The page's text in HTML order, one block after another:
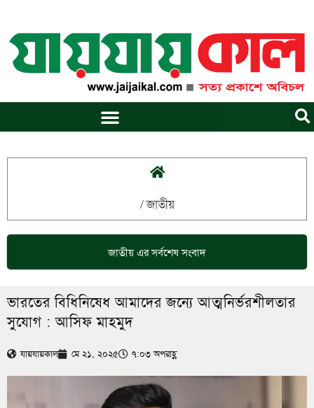
content
/জাতীয়
জাতীয়এর সর্বশেষ সংবাদ
ভারতের বিধিনিষেধ আমাদের জন্যে আত্মনির্ভরশীলতার
সুযোগ : আসিফ মাহমুদ
যায়যায়কাল মে ২১, ২০২৫ ৭:০৩ অপরাহ্ণ